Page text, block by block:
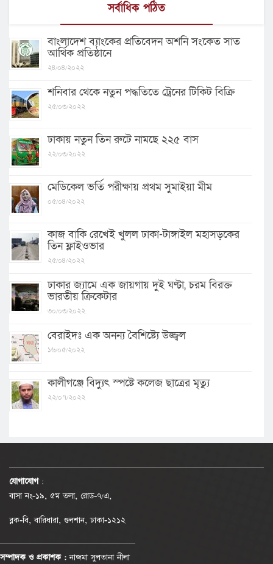
সর্বাধিক পঠিত
বাংলাদেশ ব্যাংকের প্রতিবেদন অশনি সংকেত সাত
আর্থিক প্রতিষ্ঠানে
২৪/০৪/২০২২
শনিবার থেকে নতুন পদ্ধতিতে ট্রেনের টিকিট বিক্রি
২৫/০৩/২০২২
ঢাকায় নতুন তিন রুটে নামছে ২২৫ বাস
২২/০৩/২০২২
মেডিকেল ভর্তি পরীক্ষায় প্রথম সুমাইয়া মীম
০৫/০৪/২০২২
কাজ বাকি রেখেই খুলল ঢাকা-টাঙ্গাইল মহাসড়কের
তিন ফ্লাইওভার
২৫/০৪/২০২২
ঢাকার জ্যামে এক জায়গায় দুই ঘণ্টা, চরম বিরক্ত
ভারতীয় ক্রিকেটার
৩০/০৩/২০২২
বেরাইদঃ এক অনন্য বৈশিষ্ট্যে উজ্জ্বল
১৬/০৫/২০২২
কালীগঞ্জে বিদ্যুৎ স্পষ্টে কলেজ ছাত্রের মৃত্যু
২২/০৭/২০২২
যোগাযোগ :
বাসা নং-১৯, ৫ম তলা, রোড-৭/এ,
ব্লক-বি, বারিধারা, গুলশান, ঢাকা-১২১২
সম্পাদক ও প্রকাশক :নাজমা সুলতানা নীলা